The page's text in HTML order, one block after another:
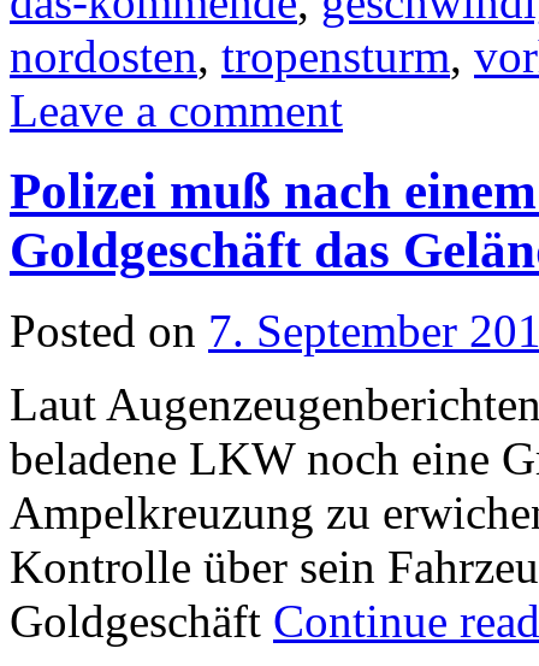
nordosten, tropensturm,
Leave a comment
Polizei muß nach
Goldgeschäft das
Posted on 7. September
Laut
beladene LKW noch eine
Ampelkreuzung zu
Kontrolle über sein
Goldgeschäft Continue